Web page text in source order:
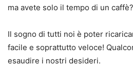
ma avete solo il tempo di un caffè?
Il sogno di tutti noi è poter
facile e soprattutto veloce!
esaudire i nostri desideri.